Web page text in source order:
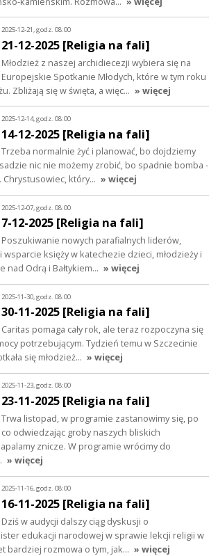
2025-12-21, godz. 08:00
21-12-2025 [Religia na fali]
Młodzież z naszej archidiecezji wybiera się na
Europejskie Spotkanie Młodych, które w tym roku
Zbliżają się w święta, a więc… » więcej
2025-12-14, godz. 08:00
14-12-2025 [Religia na fali]
Trzeba normalnie żyć i planować, bo dojdziemy
nic nie możemy zrobić, bo spadnie bomba -
Chrystusowiec, który… » więcej
2025-12-07, godz. 08:00
7-12-2025 [Religia na fali]
Poszukiwanie nowych parafialnych liderów,
wsparcie księży w katechezie dzieci, młodzieży i
nad Odrą i Bałtykiem… » więcej
2025-11-30, godz. 08:00
30-11-2025 [Religia na fali]
Caritas pomaga cały rok, ale teraz rozpoczyna się
potrzebującym. Tydzień temu w Szczecinie
się młodzież… » więcej
2025-11-23, godz. 08:00
23-11-2025 [Religia na fali]
Trwa listopad, w programie zastanowimy się, po
co odwiedzając groby naszych bliskich
znicze. W programie wrócimy do
» więcej
2025-11-16, godz. 08:00
16-11-2025 [Religia na fali]
Dziś w audycji dalszy ciąg dyskusji o
edukacji narodowej w sprawie lekcji religii w
bardziej rozmowa o tym, jak… » więcej